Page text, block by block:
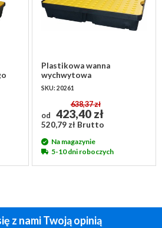
Plastikowa wanna
wychwytowa
1000x600x175 mm z
SKU: 20261
od
638,37 zł
423,40 zł
520,79 zł Brutto
Na magazynie
5-10 dni roboczych
z nami Twoją opinią